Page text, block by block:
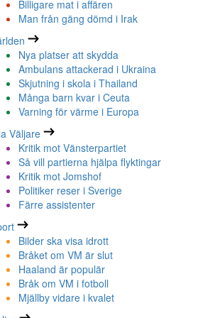
Billigare mat i affären
Man från gäng dömd i Irak
Nya platser att skydda
Ambulans attackerad i Ukraina
Skjutning i skola i Thailand
Många barn kvar i Ceuta
Varning för värme i Europa
Väljare
Kritik mot Vänsterpartiet
Så vill partierna hjälpa flyktingar
Kritik mot Jomshof
Politiker reser i Sverige
Färre assistenter
Bilder ska visa idrott
Bråket om VM är slut
Haaland är populär
Bråk om VM i fotboll
Mjällby vidare i kvalet